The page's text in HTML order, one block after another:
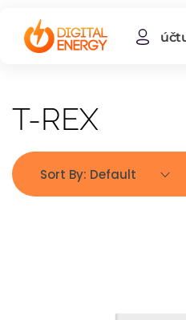
T-REX
Sort By: Default